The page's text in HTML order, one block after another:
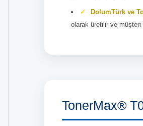
DolumTürk ve
olarak üretilir ve müşteri
TonerMax®